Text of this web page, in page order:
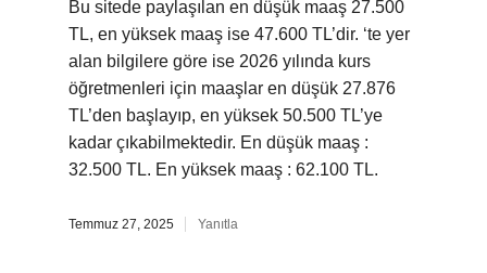
Bu sitede paylaşılan en düşük maaş 27.500
TL, en yüksek maaş ise 47.600 TL’dir. ‘te yer
alan bilgilere göre ise 2026 yılında kurs
öğretmenleri için maaşlar en düşük 27.876
TL’den başlayıp, en yüksek 50.500 TL’ye
kadar çıkabilmektedir. En düşük maaş :
32.500 TL. En yüksek maaş : 62.100 TL.
Temmuz 27, 2025 Yanıtla